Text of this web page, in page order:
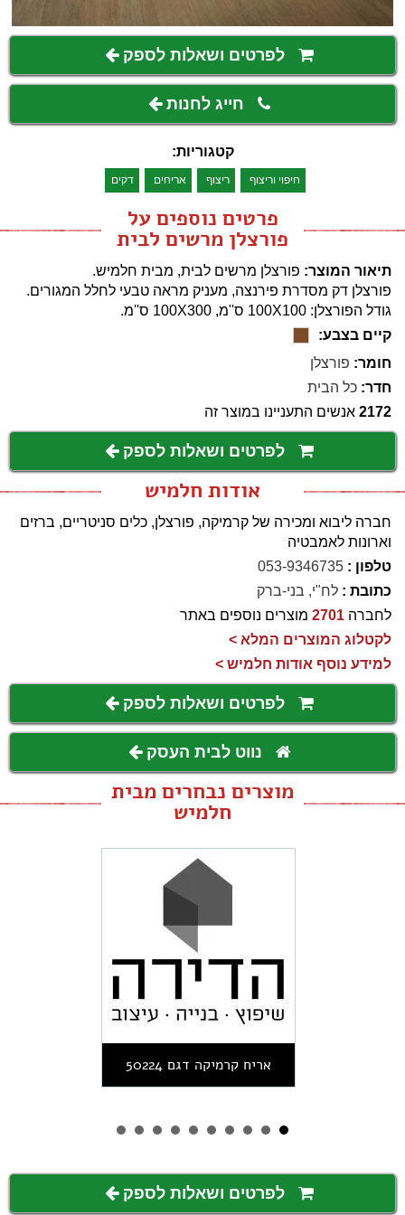
לפרטים ושאלות לספק
חייג לחנות
קטגוריות:
חיפוי וריצוף ריצוף אריחים דקים
פרטים נוספים על
פורצלן מרשים לבית
תיאור המוצר: פורצלן מרשים לבית, מבית חלמיש.
פורצלן דק מסדרת פירנצה, מעניק מראה טבעי לחלל המגורים.
גודל הפורצלן: 100X100 ס''מ, 100X300 ס''מ.
קיים בצבע:
חומר: פורצלן
חדר: כל הבית
2172 אנשים התעניינו במוצר זה
לפרטים ושאלות לספק
אודות חלמיש
חברה ליבוא ומכירה של קרמיקה, פורצלן, כלים סניטריים, ברזים
וארונות לאמבטיה
טלפון : 053-9346735
כתובת : לח"י, בני-ברק
לחברה 2701 מוצרים נוספים באתר
לקטלוג המוצרים המלא >
למידע נוסף אודות חלמיש >
לפרטים ושאלות לספק
נווט לבית העסק
מוצרים נבחרים מבית
חלמיש
אריח קרמיקה דגם 50224
לפרטים ושאלות לספק